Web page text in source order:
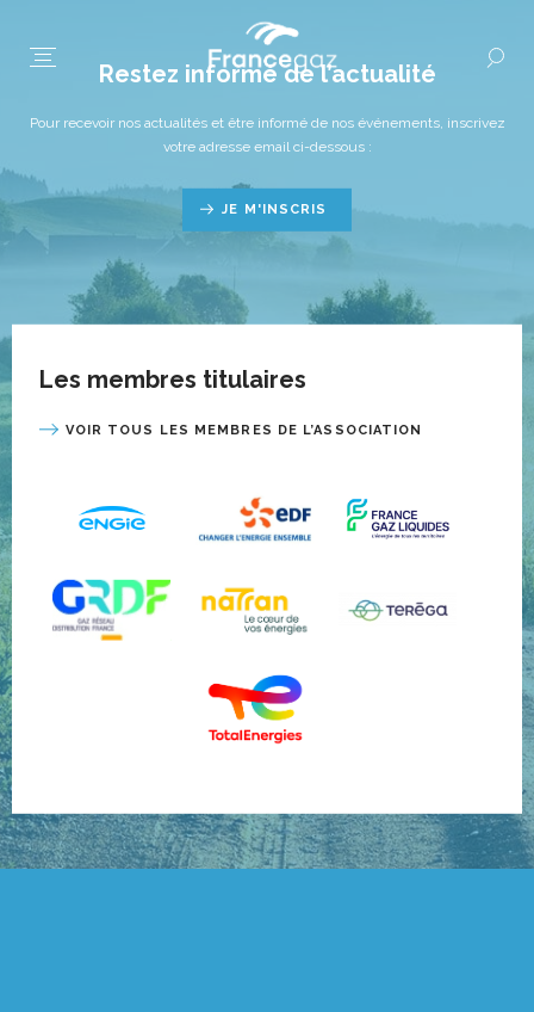
Restez informé de l’actualité
Pour recevoir nos actualités et être informé de nos événements, inscrivez
votre adresse email ci-dessous :
JE M'INSCRIS
Les membres titulaires
VOIR TOUS LES MEMBRES DE L’ASSOCIATION